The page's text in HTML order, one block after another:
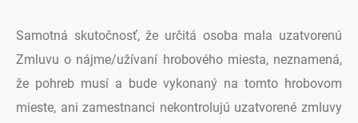
Samotná skutočnosť, že určitá osoba mala uzatvorenú
Zmluvu o nájme/užívaní hrobového miesta, neznamená,
že pohreb musí a bude vykonaný na tomto hrobovom
mieste, ani zamestnanci nekontrolujú uzatvorené zmluvy